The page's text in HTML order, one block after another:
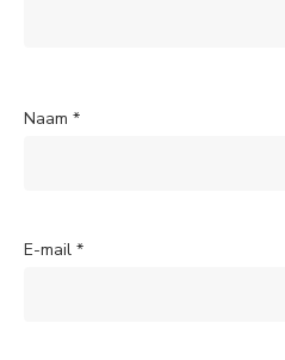
Naam *
E-mail *